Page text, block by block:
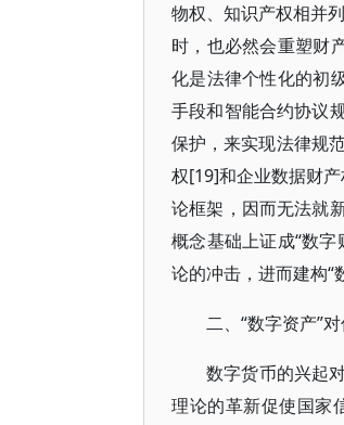
物权、知识产权相并
时，也必然会重塑财
化是法律个性化的初
手段和智能合约协议
保护，来实现法律规
权[19]和企业数据财
论框架，因而无法就
概念基础上证成“数
论的冲击，进而建构“
二、“数字资产”
数字货币的兴起
理论的革新促使国家